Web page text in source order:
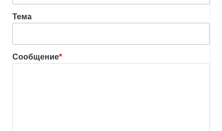
Тема
Сообщение*